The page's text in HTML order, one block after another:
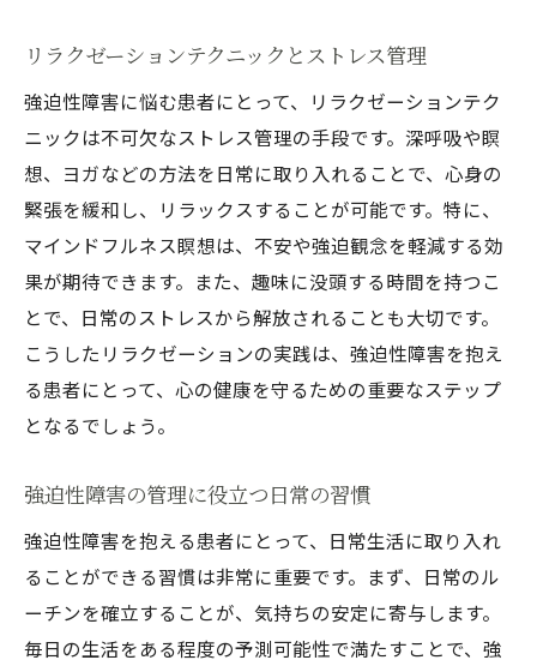
リラクゼーションテクニックとストレス管理
強迫性障害に悩む患者にとって、リラクゼーションテク
ニックは不可欠なストレス管理の手段です。深呼吸や瞑
想、ヨガなどの方法を日常に取り入れることで、心身の
緊張を緩和し、リラックスすることが可能です。特に、
マインドフルネス瞑想は、不安や強迫観念を軽減する効
果が期待できます。また、趣味に没頭する時間を持つこ
とで、日常のストレスから解放されることも大切です。
こうしたリラクゼーションの実践は、強迫性障害を抱え
る患者にとって、心の健康を守るための重要なステップ
となるでしょう。
強迫性障害の管理に役立つ日常の習慣
強迫性障害を抱える患者にとって、日常生活に取り入れ
ることができる習慣は非常に重要です。まず、日常のル
ーチンを確立することが、気持ちの安定に寄与します。
毎日の生活をある程度の予測可能性で満たすことで、強